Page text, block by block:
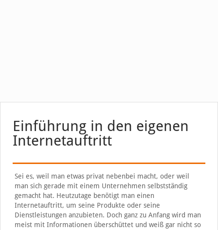
Einführung in den eigenen
Internetauftritt
Sei es, weil man etwas privat nebenbei macht, oder weil
man sich gerade mit einem Unternehmen selbstständig
gemacht hat. Heutzutage benötigt man einen
Internetauftritt, um seine Produkte oder seine
Dienstleistungen anzubieten. Doch ganz zu Anfang wird man
meist mit Informationen überschüttet und weiß gar nicht so